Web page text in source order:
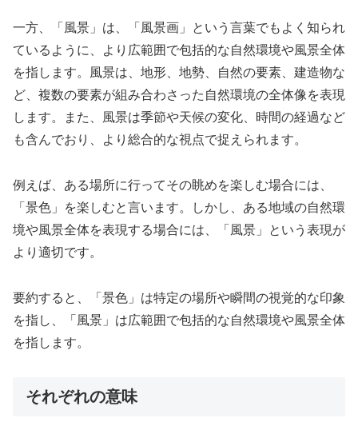
一方、「風景」は、「風景画」という言葉でもよく知られ
ているように、より広範囲で包括的な自然環境や風景全体
を指します。風景は、地形、地勢、自然の要素、建造物な
ど、複数の要素が組み合わさった自然環境の全体像を表現
します。また、風景は季節や天候の変化、時間の経過など
も含んでおり、より総合的な視点で捉えられます。
例えば、ある場所に行ってその眺めを楽しむ場合には、
「景色」を楽しむと言います。しかし、ある地域の自然環
境や風景全体を表現する場合には、「風景」という表現が
より適切です。
要約すると、「景色」は特定の場所や瞬間の視覚的な印象
を指し、「風景」は広範囲で包括的な自然環境や風景全体
を指します。
それぞれの意味